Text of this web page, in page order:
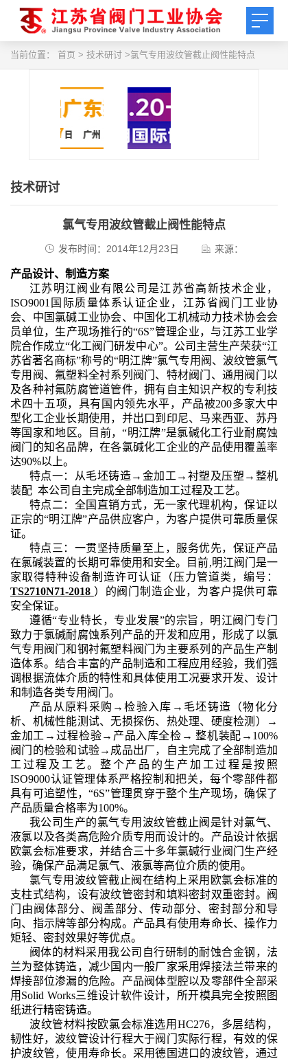
当前位置： 首页 > 技术研讨 >氯气专用波纹管截止阀性能特点
技术研讨
氯气专用波纹管截止阀性能特点
发布时间：2014年12月23日 来源：
产品设计、制造方案
江苏明江阀业有限公司是江苏省高新技术企业，
ISO9001国际质量体系认证企业，江苏省阀门工业协
会、中国氯碱工业协会、中国化工机械动力技术协会会
员单位，生产现场推行的“6S”管理企业，与江苏工业学
院合作成立“化工阀门研发中心”。 公司主营生产荣获“江
苏省著名商标”称号的“明江牌”氯气专用阀、 波纹管氯气
专用阀、 氟塑料全衬系列阀门 、特材阀门、通用阀门以
及各种衬氟防腐管道管件，拥有自主知识产权的专利技
术四十五项，具有国内领先水平，产品被200多家大中
型化工企业长期使用，并出口到印尼、马来西亚、苏丹
等国家和地区。目前，“明江牌”是氯碱化工行业耐腐蚀
阀门的知名品牌，在各氯碱化工企业的产品使用覆盖率
达90%以上。
特点一：从毛坯铸造→金加工→衬塑及压塑→整机
装配 本公司自主完成全部制造加工过程及工艺。
特点二：全国直销方式，无一家代理机构，保证以
正宗的“明江牌”产品供应客户，为客户提供可靠质量保
证。
特点三：一贯坚持质量至上，服务优先，保证产品
在氯碱装置的长期可靠使用和安全。目前,明江阀门是一
家取得特种设备制造许可认证（压力管道类，编号：
TS2710N71-2018 ）的阀门制造企业，为客户提供可靠
安全保证。
遵循“专业特长，专业发展”的宗旨，明江阀门专门
致力于氯碱耐腐蚀系列产品的开发和应用，形成了以氯
气专用阀门和钢衬氟塑料阀门为主要系列的产品生产制
造体系。结合丰富的产品制造和工程应用经验，我们强
调根据流体介质的特性和具体使用工况要求开发、设计
和制造各类专用阀门。
产品从原料采购→检验入库→毛坯铸造（物化分
析、机械性能测试、无损探伤、热处理、硬度检测）→
金加工→过程检验→产品入库全检→ 整机装配→100%
阀门的检验和试验→成品出厂，自主完成了全部制造加
工过程及工艺。整个产品的生产加工过程是按照
ISO9000认证管理体系严格控制和把关，每个零部件都
具有可追塑性，“6S”管理贯穿于整个生产现场，确保了
产品质量合格率为100%。
我公司生产的氯气专用波纹管截止阀是针对氯气、
液氯以及各类高危险介质专用而设计的。产品设计依据
欧氯会标准要求，并结合三十多年氯碱行业阀门生产经
验，确保产品满足氯气、液氯等高位介质的使用。
氯气专用波纹管截止阀在结构上采用欧氯会标准的
支柱式结构，设有波纹管密封和填料密封双重密封。阀
门由阀体部分、阀盖部分、传动部分、密封部分和导
向、指示牌等部分构成。产品具有使用寿命长、操作力
矩轻、密封效果好等优点。
阀体的材料采用我公司自行研制的耐蚀合金钢，法
兰为整体铸造，减少国内一般厂家采用焊接法兰带来的
焊接部位渗漏的危险。产品阀体型腔以及零部件全部采
用 Solid Works三维设计软件设计，所开模具完全按照图
纸进行精密铸造。
波纹管材料按欧氯会标准选用HC276，多层结构，
韧性好，波纹管设计行程大于阀门实际行程，有效的保
护波纹管，使用寿命长。采用德国进口的波纹管，通过